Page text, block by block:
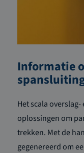
Informatie
Het scala
oplossingen om
trekken. Met de
gegenereerd om